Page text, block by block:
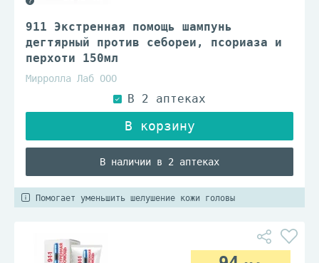
911 Экстренная помощь шампунь
дегтярный против себореи, псориаза и
перхоти 150мл
Мирролла Лаб ООО
В наличии в 2 аптеках
Помогает уменьшить шелушение кожи головы